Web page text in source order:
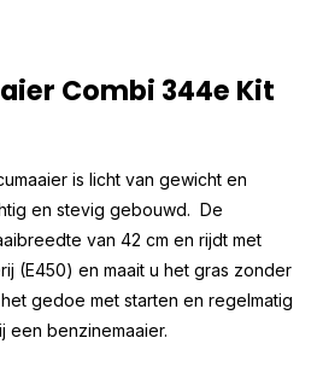
Combi 344e Kit
is licht van gewicht en
en stevig gebouwd. De
van 42 cm en rijdt met
(E450) en maait u het gras zonder
gedoe met starten en regelmatig
een benzinemaaier.